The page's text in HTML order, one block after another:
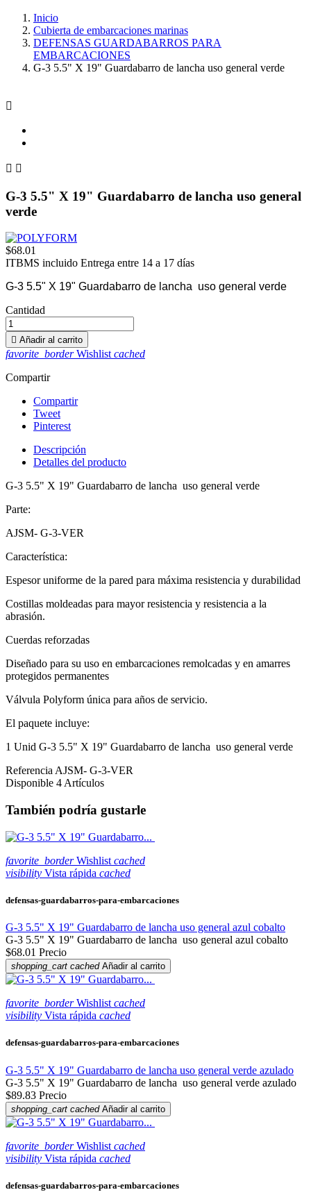
Inicio
Cubierta de embarcaciones marinas
DEFENSAS GUARDABARROS PARA
EMBARCACIONES
G-3 5.5" X 19" Guardabarro de lancha uso general verde

 
G-3 5.5" X 19" Guardabarro de lancha uso general
verde
$68.01
ITBMS incluido Entrega entre 14 a 17 días
G-3 5.5" X 19" Guardabarro de lancha uso general verde
Cantidad
 Añadir al carrito
favorite_border Wishlist cached
Compartir
Compartir
Tweet
Pinterest
Descripción
Detalles del producto
G-3 5.5" X 19" Guardabarro de lancha uso general verde
Parte:
AJSM- G-3-VER
Característica:
Espesor uniforme de la pared para máxima resistencia y durabilidad
Costillas moldeadas para mayor resistencia y resistencia a la
abrasión.
Cuerdas reforzadas
Diseñado para su uso en embarcaciones remolcadas y en amarres
protegidos permanentes
Válvula Polyform única para años de servicio.
El paquete incluye:
1 Unid G-3 5.5" X 19" Guardabarro de lancha uso general verde
ReferenciaAJSM- G-3-VER
Disponible 4 Artículos
También podría gustarle
favorite_border Wishlist cached
visibility Vista rápida cached
defensas-guardabarros-para-embarcaciones
G-3 5.5" X 19" Guardabarro de lancha uso general azul cobalto
G-3 5.5" X 19" Guardabarro de lancha uso general azul cobalto
$68.01 Precio
shopping_cart cached Añadir al carrito
favorite_border Wishlist cached
visibility Vista rápida cached
defensas-guardabarros-para-embarcaciones
G-3 5.5" X 19" Guardabarro de lancha uso general verde azulado
G-3 5.5" X 19" Guardabarro de lancha uso general verde azulado
$89.83 Precio
shopping_cart cached Añadir al carrito
favorite_border Wishlist cached
visibility Vista rápida cached
defensas-guardabarros-para-embarcaciones